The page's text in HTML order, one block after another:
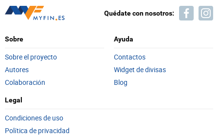
Quédate con nosotros:
Sobre
Sobre el proyecto
Autores
Colaboración
Ayuda
Contactos
Widget de divisas
Blog
Legal
Condiciones de uso
Política de privacidad